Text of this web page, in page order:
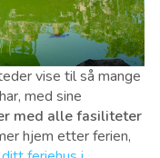
vise til så mange
med sine
med alle fasiliteter
hjem etter ferien,